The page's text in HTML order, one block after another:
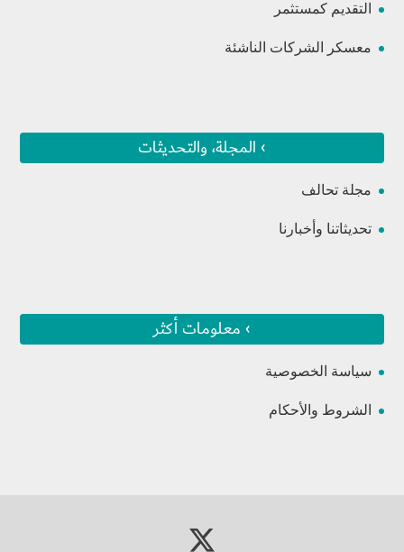
التقديم كمستثمر
معسكر الشركات الناشئة
› المجلة، والتحديثات
مجلة تحالف
تحديثاتنا وأخبارنا
› معلومات أكثر
سياسة الخصوصية
الشروط والأحكام